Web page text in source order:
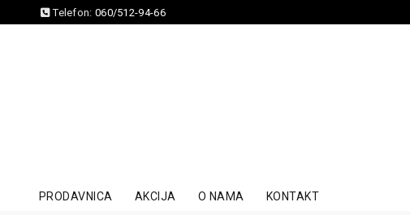
Telefon: 060/512-94-66
PRODAVNICA AKCIJA O NAMA KONTAKT